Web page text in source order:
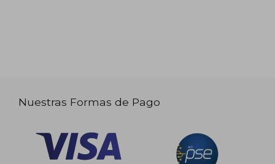
Nuestras Formas de Pago